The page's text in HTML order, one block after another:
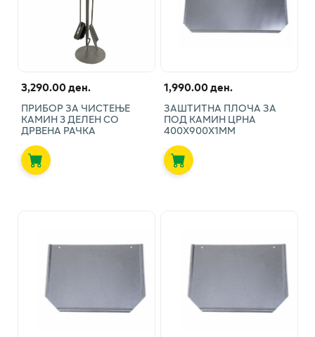
3,290.00 ден.
ПРИБОР ЗА ЧИСТЕЊЕ
КАМИН 3 ДЕЛЕН СО
ДРВЕНА РАЧКА
1,990.00 ден.
ЗАШТИТНА ПЛОЧА ЗА
ПОД КАМИН ЦРНА
400Х900Х1ММ